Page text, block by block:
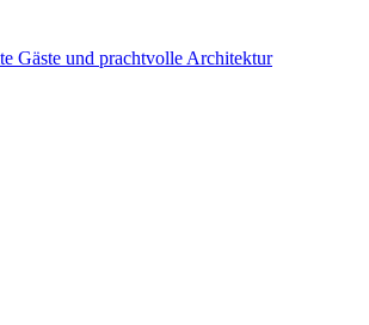
Gäste und prachtvolle Architektur